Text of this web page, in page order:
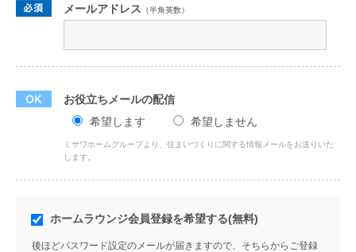
メールアドレス （半角英数）
お役立ちメールの配信
希望します
希望しません
ミサワホームグループより、住まいづくりに関する情報メールをお送りいた
します。
ホームラウンジ会員登録を希望する(無料)
後ほどパスワード設定のメールが届きますので、そちらからご登録